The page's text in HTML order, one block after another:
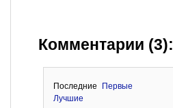
Комментарии (3):
Последние
Первые
Лучшие